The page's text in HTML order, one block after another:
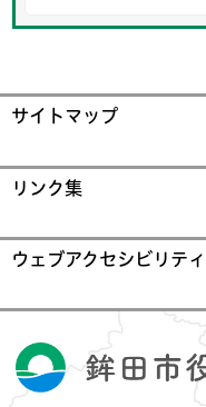
サイトマップ
リンク集
ウェブアクセシビリティ